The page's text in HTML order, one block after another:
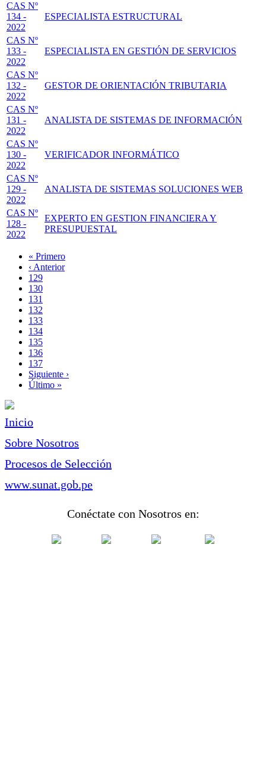
CAS Nº
134 -
2022
ESPECIALISTA ESTRUCTURAL
CAS Nº
133 -
2022
ESPECIALISTA EN GESTIÓN DE SERVICIOS
CAS Nº
132 -
2022
GESTOR DE ORIENTACIÓN TRIBUTARIA
CAS Nº
131 -
2022
ANALISTA DE SISTEMAS DE INFORMACIÓN
CAS Nº
130 -
2022
VERIFICADOR INFORMÁTICO
CAS Nº
129 -
2022
ANALISTA DE SISTEMAS SOLUCIONES WEB
CAS Nº
128 -
2022
EXPERTO EN GESTION FINANCIERA Y
PRESUPUESTAL
Paginación
Primera
página
« Primero
Página
anterior
‹ Anterior
Page
129
Page
130
Page
131
Page
132
Página
actual
133
Page
134
Page
135
Page
136
Page
137
Siguiente
página
Siguiente ›
Última
Último »
Inicio
Sobre Nosotros
Procesos de Selección
www.sunat.gob.pe
Conéctate con Nosotros en: